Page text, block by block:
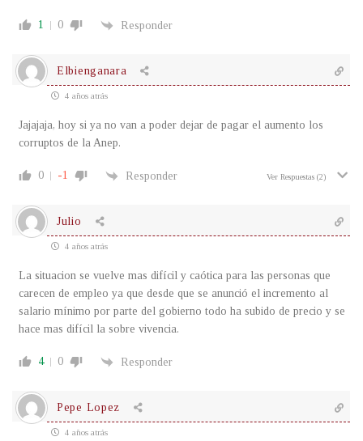
1 0 Responder
Elbienganara
4 años atrás
Jajajaja, hoy si ya no van a poder dejar de pagar el aumento los
corruptos de la Anep.
0 -1 Responder Ver Respuestas (2)
Julio
4 años atrás
La situacion se vuelve mas difícil y caótica para las personas que
carecen de empleo ya que desde que se anunció el incremento al
salario mínimo por parte del gobierno todo ha subido de precio y se
hace mas difícil la sobre vivencia.
4 0 Responder
Pepe Lopez
4 años atrás